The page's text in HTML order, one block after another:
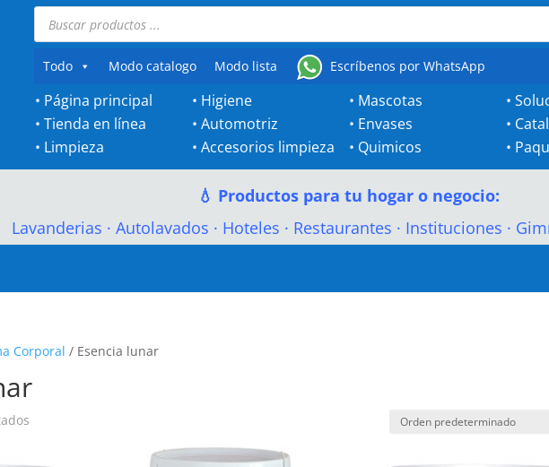
Búsqueda
productos
Todo
Modo catalogo Modo lista Escríbenos por WhatsApp
• Página principal
•Tienda en línea
• Limpieza
• Higiene
•Automotriz
•Accesorios limpieza
• Mascotas
• Envases
• Quimicos
•
•
•
💧 Productos para tu hogar o negocio:
Lavanderias · Autolavados · Hoteles · Restaurantes · Instituciones ·
Corporal / Esencia lunar